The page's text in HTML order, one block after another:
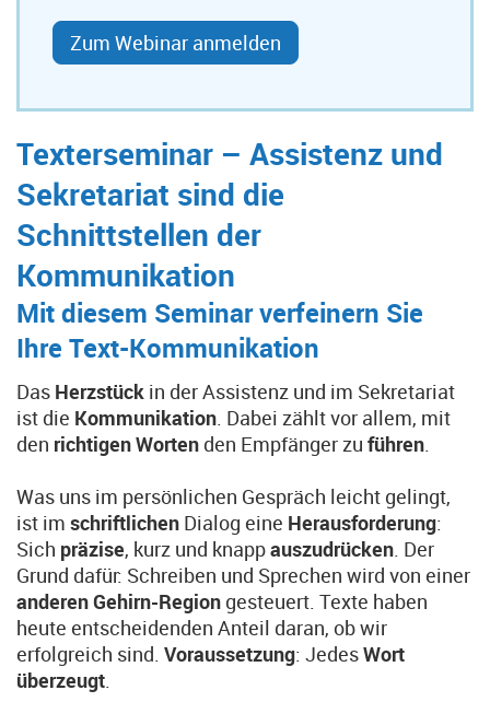
Zum Webinar anmelden
Texterseminar – Assistenz und
Sekretariat sind die
Schnittstellen der
Kommunikation
Mit diesem Seminar verfeinern Sie
Ihre Text-Kommunikation
Das Herzstück in der Assistenz und im Sekretariat
ist die Kommunikation. Dabei zählt vor allem, mit
den richtigen Worten den Empfänger zu führen.
Was uns im persönlichen Gespräch leicht gelingt,
ist im schriftlichen Dialog eine Herausforderung:
Sich präzise, kurz und knappauszudrücken. Der
Grund dafür: Schreiben und Sprechen wird von einer
anderen Gehirn-Region gesteuert. Texte haben
heute entscheidenden Anteil daran, ob wir
erfolgreich sind. Voraussetzung: JedesWort
überzeugt.